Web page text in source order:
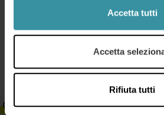
Accetta tutti
Accetta
Rifiuta tutti
migliori pratiche. Questa dinamica
teoriche, ma vengano integrate
È inoltre previsto un workshop di
valutare l’applicazione di queste
Grazie alla formazione, ora